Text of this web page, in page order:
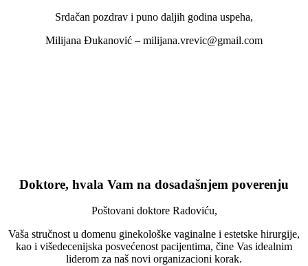
Srdačan pozdrav i puno daljih godina uspeha,
Milijana Đukanović – milijana.vrevic@gmail.com
Doktore, hvala Vam na dosadašnjem poverenju
Poštovani doktore Radoviću,
Vaša stručnost u domenu ginekološke vaginalne i estetske hirurgije,
kao i višedecenijska posvećenost pacijentima, čine Vas idealnim
liderom za naš novi organizacioni korak.